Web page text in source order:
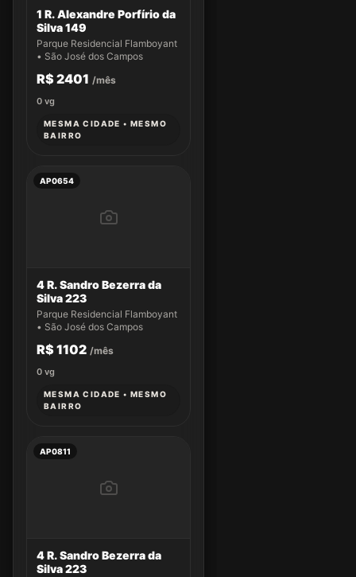
1 R. Alexandre Porfírio da
Silva 149
Parque Residencial Flamboyant
• São José dos Campos
R$ 2401 /mês
0 vg
MESMA CIDADE • MESMO
BAIRRO
AP0654
4 R. Sandro Bezerra da
Silva 223
Parque Residencial Flamboyant
• São José dos Campos
R$ 1102 /mês
0 vg
MESMA CIDADE • MESMO
BAIRRO
AP0811
4 R. Sandro Bezerra da
Silva 223